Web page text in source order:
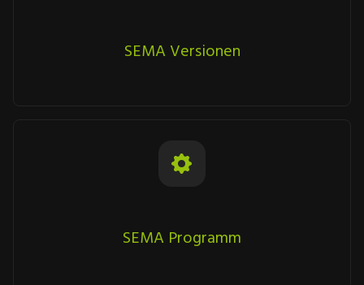
SEMA Versionen
SEMA Programm